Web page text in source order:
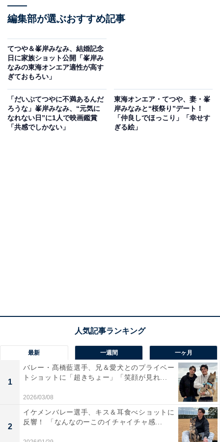
編集部が選ぶおすすめ記事
てつや＆峯岸みなみ、結婚記念
日に家族ショット公開「峯岸み
なみの東海オンエア適性が高す
ぎておもろい」
「だいぶてつやに不満あるんだ
ろうな」峯岸みなみ、“元気に
なれない日”に1人で映画鑑賞
「共感でしかない」
東海オンエア・てつや、妻・峯
岸みなみと“桜祭り”デート！
「仲良しでほっこり」「幸せす
ぎる絵」
最新 一週間 一ヶ月
1
バレー・髙橋藍選手、兄＆愛犬とのプライベー
トショットに「超きちょー」「笑顔が見れ...
2026/03/08
2
イケメンバレー選手、キス＆耳食べショットに
反響！ 「なんなのーこのイチャイチャ感...